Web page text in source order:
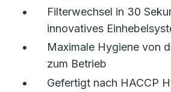
Filterwechsel in 30
innovatives
Maximale Hygiene von
zum Betrieb
Gefertigt nach HACCP